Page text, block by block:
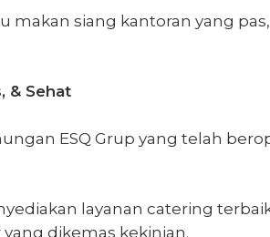
makan siang kantoran yang
& Sehat
ESQ Grup yang telah
layanan catering
yang dikemas kekinian.